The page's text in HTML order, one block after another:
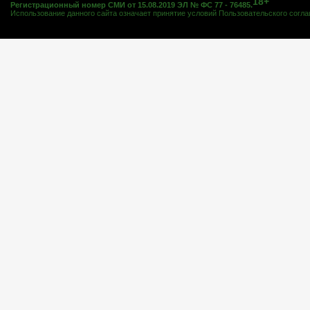
Регистрационный номер СМИ от 15.08.2019 ЭЛ № ФС 77 - 76485.
Использование данного сайта означает принятие условий Пользовательского